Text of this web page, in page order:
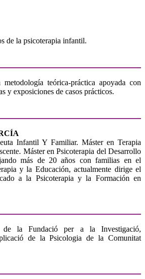
de la psicoterapia infantil.
teórica-práctica apoyada con
y exposiciones de casos prácticos.
Infantil Y Familiar. Máster en Terapia
Máster en Psicoterapia del Desarrollo
más de 20 años con familias en el
y la Educación, actualmente dirige el
a la Psicoterapia y la Formación en
de la Fundació per a la Investigació,
de la Psicologia de la Comunitat